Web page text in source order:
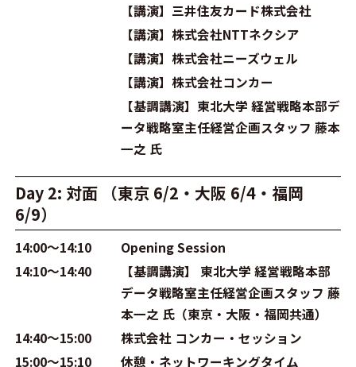
【講演】三井住友カード株式会社
【講演】株式会社NTTネクシア
【講演】株式会社ニーズウェル
【講演】株式会社コンカー
【基調講演】東北大学 経営戦略本部デ
ータ戦略室主任経営企画スタッフ 藤本
一之 氏
Day 2: 対面 （東京 6/2・大阪 6/4・福岡
6/9）
14:00～14:10
Opening Session
14:10～14:40
【基調講演】 東北大学 経営戦略本部
データ戦略室主任経営企画スタッフ 藤
本一之 氏（東京・大阪・福岡共通）
14:40～15:00
株式会社 コンカー・セッション
15:00～15:10
休憩・ネットワーキングタイム